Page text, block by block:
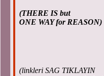
(THERE IS but
ONE WAY for REASON)
(linkleri SAG TIKLAYIN